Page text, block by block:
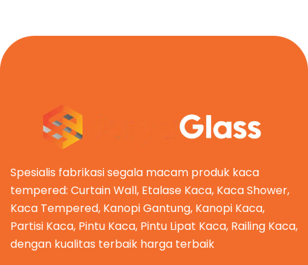
Spesialis fabrikasi segala macam produk kaca
tempered: Curtain Wall, Etalase Kaca, Kaca Shower,
Kaca Tempered, Kanopi Gantung, Kanopi Kaca,
Partisi Kaca, Pintu Kaca, Pintu Lipat Kaca, Railing Kaca,
dengan kualitas terbaik harga terbaik